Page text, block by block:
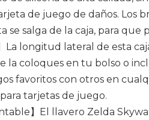
de juego de daños. Los
se salga de la caja, para que
La longitud lateral de esta
la coloques en tu bolso o
favoritos con otros en
tarjetas de juego.
】El llavero Zelda